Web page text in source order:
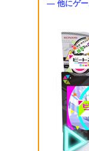
― 他にゲー